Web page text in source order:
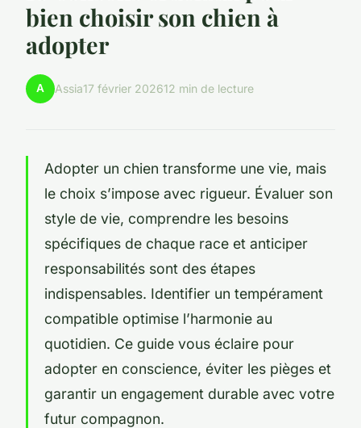
bien choisir son chien à
adopter
A Assia17 février 202612 min de lecture
Adopter un chien transforme une vie, mais
le choix s’impose avec rigueur. Évaluer son
style de vie, comprendre les besoins
spécifiques de chaque race et anticiper
responsabilités sont des étapes
indispensables. Identifier un tempérament
compatible optimise l’harmonie au
quotidien. Ce guide vous éclaire pour
adopter en conscience, éviter les pièges et
garantir un engagement durable avec votre
futur compagnon.